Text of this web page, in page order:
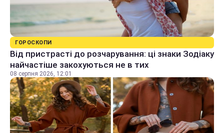
ГОРОСКОПИ
Від пристрасті до розчарування: ці знаки Зодіаку
найчастіше закохуються не в тих
08 серпня 2026, 12:01